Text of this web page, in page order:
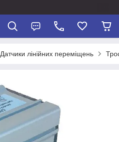
Датчики лінійних переміщень